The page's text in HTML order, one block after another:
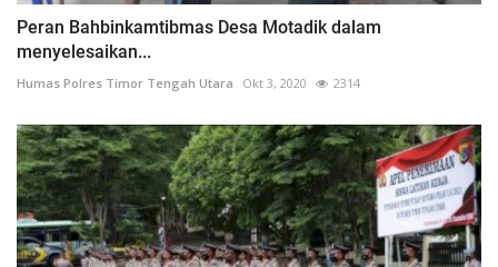
Peran Bahbinkamtibmas Desa Motadik dalam
menyelesaikan...
Humas Polres Timor Tengah Utara Okt 3, 2020 2314